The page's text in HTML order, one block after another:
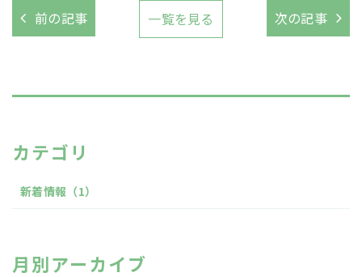
前の記事 一覧を見る 次の記事
カテゴリ
新着情報 （1）
月別アーカイブ